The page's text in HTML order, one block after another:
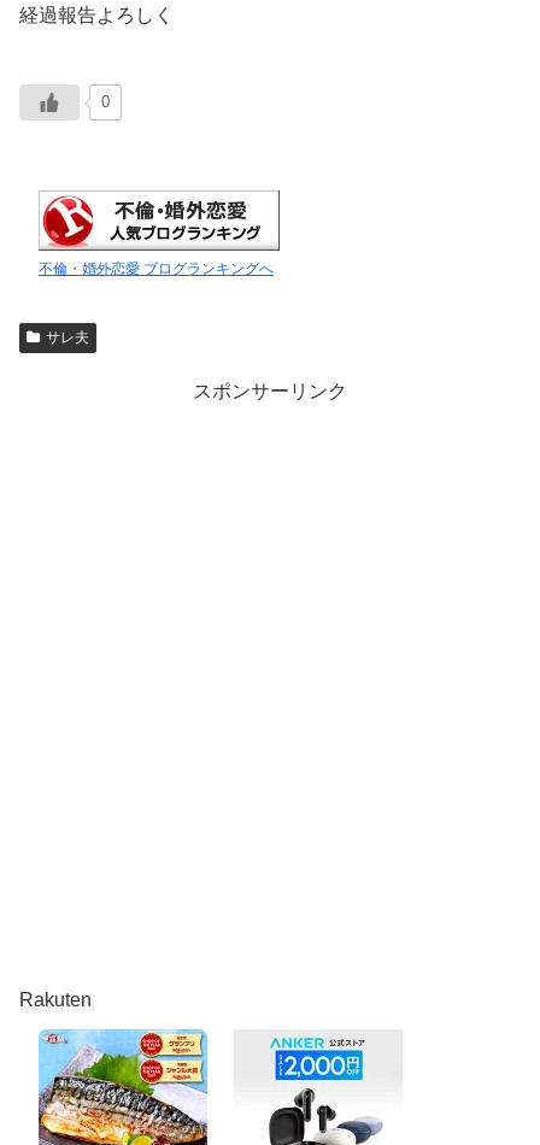
経過報告よろしく
0
不倫・婚外恋愛 ブログランキングへ
サレ夫
スポンサーリンク
Rakuten